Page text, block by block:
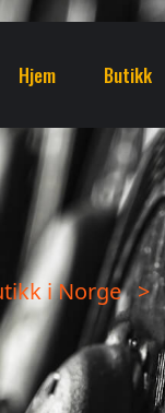
Hjem Butikk
i Norge >